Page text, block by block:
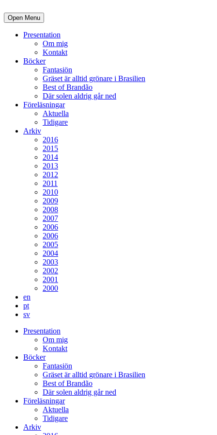
Open Menu
Presentation
Om mig
Kontakt
Böcker
Fantasiön
Gräset är alltid grönare i Brasilien
Best of Brandão
Där solen aldrig går ned
Föreläsningar
Aktuella
Tidigare
Arkiv
2016
2015
2014
2013
2012
2011
2010
2009
2008
2007
2006
2006
2005
2004
2003
2002
2001
2000
en
pt
sv
Presentation
Om mig
Kontakt
Böcker
Fantasiön
Gräset är alltid grönare i Brasilien
Best of Brandão
Där solen aldrig går ned
Föreläsningar
Aktuella
Tidigare
Arkiv